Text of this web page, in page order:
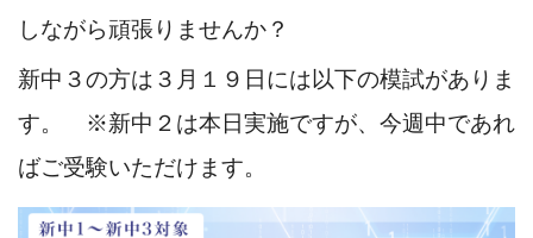
しながら頑張りませんか？
新中３の方は３月１９日には以下の模試がありま
す。 ※新中２は本日実施ですが、今週中であれ
ばご受験いただけます。